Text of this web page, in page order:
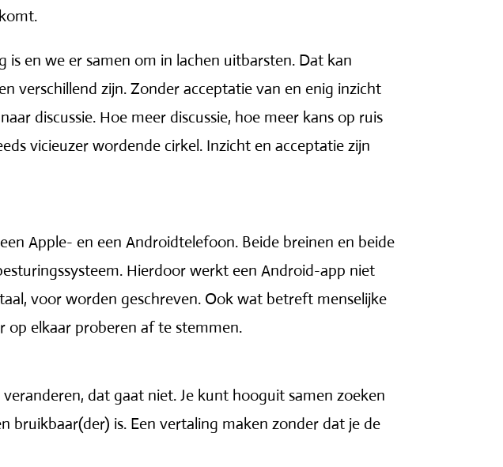
en we er samen om in lachen uitbarsten. Dat kan
verschillend zijn. Zonder acceptatie van en enig inzicht
discussie. Hoe meer discussie, hoe meer kans op ruis
vicieuzer wordende cirkel. Inzicht en acceptatie zijn
Apple- en een Androidtelefoon. Beide breinen en beide
Hierdoor werkt een Android-app niet
voor worden geschreven. Ook wat betreft menselijke
op elkaar proberen af te stemmen.
dat gaat niet. Je kunt hooguit samen zoeken
bruikbaar(der) is. Een vertaling maken zonder dat je de